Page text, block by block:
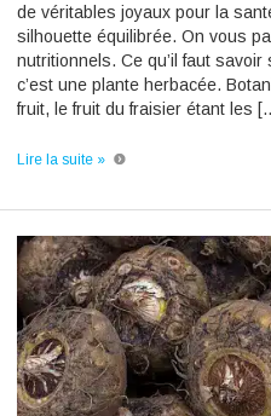
de véritables joyaux pour la
silhouette équilibrée. On vous
nutritionnels. Ce qu’il faut
c’est une plante herbacée.
fruit, le fruit du fraisier étant les
Lire la suite »
Le
konjac